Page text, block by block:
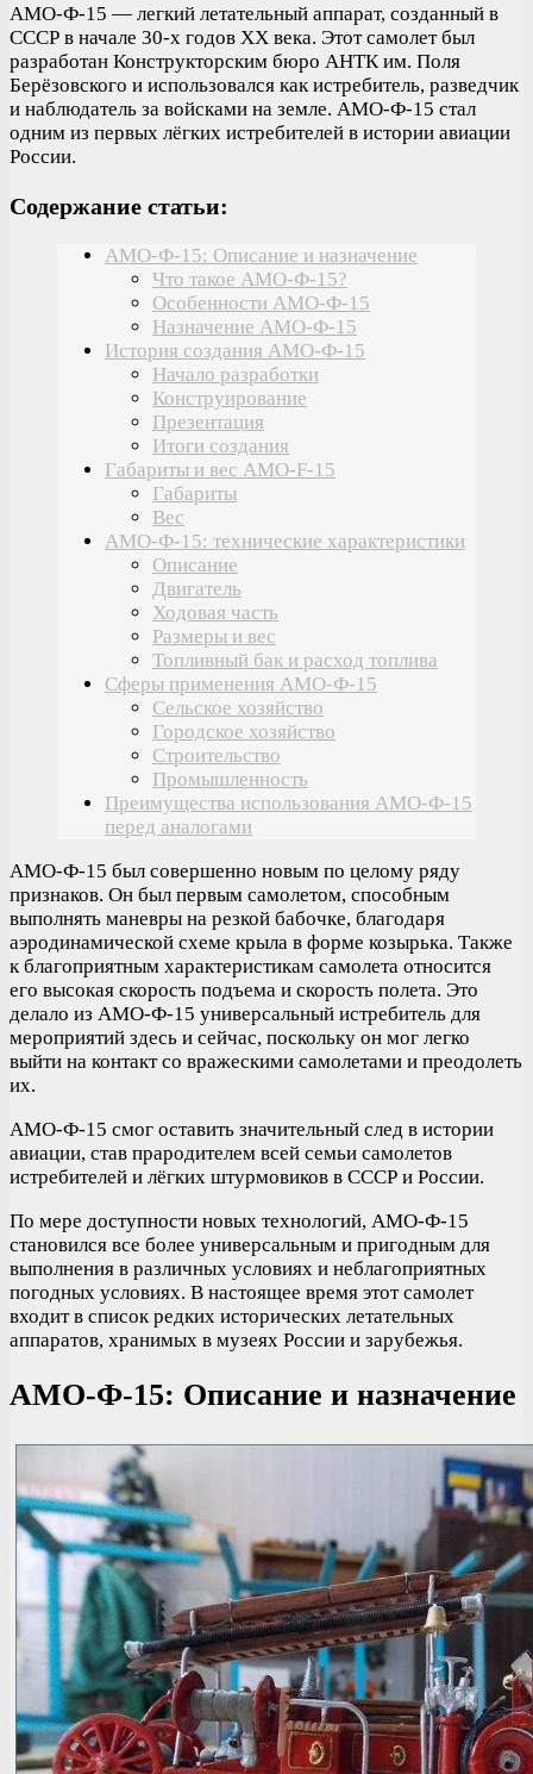
АМО-Ф-15 — легкий летательный аппарат, созданный в
СССР в начале 30-х годов XX века. Этот самолет был
разработан Конструкторским бюро АНТК им. Поля
Берёзовского и использовался как истребитель, разведчик
и наблюдатель за войсками на земле. АМО-Ф-15 стал
одним из первых лёгких истребителей в истории авиации
России.
Содержание статьи:
АМО-Ф-15: Описание и назначение
Что такое АМО-Ф-15?
Особенности АМО-Ф-15
Назначение АМО-Ф-15
История создания АМО-Ф-15
Начало разработки
Конструирование
Презентация
Итоги создания
Габариты и вес AMO-F-15
Габариты
Вес
АМО-Ф-15: технические характеристики
Описание
Двигатель
Ходовая часть
Размеры и вес
Топливный бак и расход топлива
Сферы применения АМО-Ф-15
Сельское хозяйство
Городское хозяйство
Строительство
Промышленность
Преимущества использования АМО-Ф-15
перед аналогами
АМО-Ф-15 был совершенно новым по целому ряду
признаков. Он был первым самолетом, способным
выполнять маневры на резкой бабочке, благодаря
аэродинамической схеме крыла в форме козырька. Также
к благоприятным характеристикам самолета относится
его высокая скорость подъема и скорость полета. Это
делало из АМО-Ф-15 универсальный истребитель для
мероприятий здесь и сейчас, поскольку он мог легко
выйти на контакт со вражескими самолетами и преодолеть
их.
АМО-Ф-15 смог оставить значительный след в истории
авиации, став прародителем всей семьи самолетов
истребителей и лёгких штурмовиков в СССР и России.
По мере доступности новых технологий, АМО-Ф-15
становился все более универсальным и пригодным для
выполнения в различных условиях и неблагоприятных
погодных условиях. В настоящее время этот самолет
входит в список редких исторических летательных
аппаратов, хранимых в музеях России и зарубежья.
АМО-Ф-15: Описание и назначение